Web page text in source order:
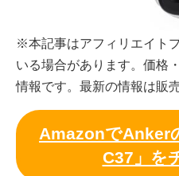
※本記事はアフィリエイト
いる場合があります。価格
情報です。最新の情報は販
AmazonでAnker
C37」を